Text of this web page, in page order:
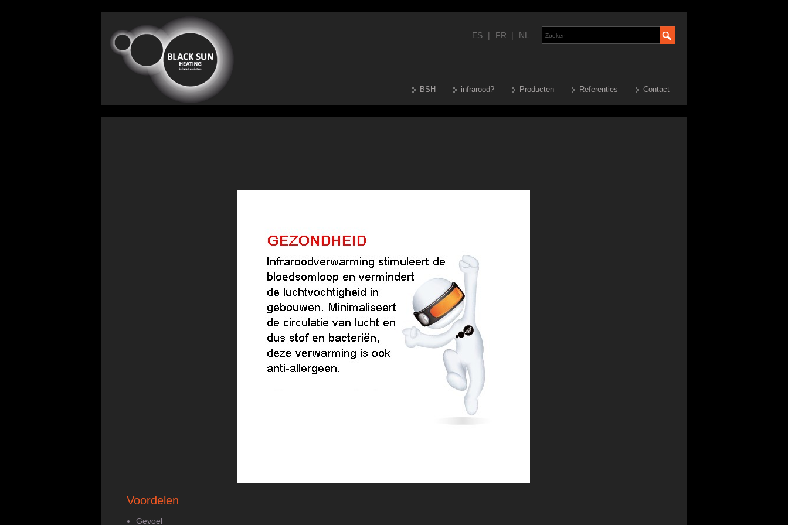
NL
|
FR
|
ES
Contact
Referenties
Producten
infrarood?
BSH
Voordelen
Gevoel